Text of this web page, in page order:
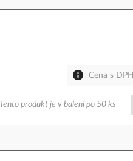
Cena s DPH
Tento produkt je v balení po 50 ks